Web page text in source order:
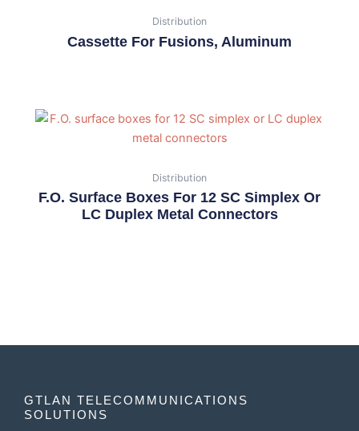
Distribution
Cassette For Fusions, Aluminum
Distribution
F.O. Surface Boxes For 12 SC Simplex Or
LC Duplex Metal Connectors
GTLAN TELECOMMUNICATIONS
SOLUTIONS